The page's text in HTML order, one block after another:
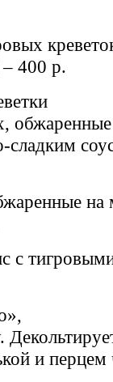
400 р.
сладким
на
с
и